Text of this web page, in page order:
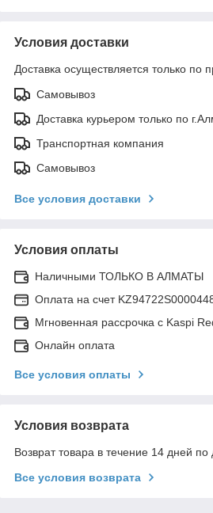
Условия доставки
Доставка осуществляется только по
Самовывоз
Доставка курьером только по
Транспортная компания
Самовывоз
Все условия доставки
Условия оплаты
Наличными ТОЛЬКО В АЛМАТЫ
Оплата на счет
Мгновенная рассрочка с Kaspi
Онлайн оплата
Все условия оплаты
Условия возврата
Возврат товара в течение 14 дней по
Все условия возврата